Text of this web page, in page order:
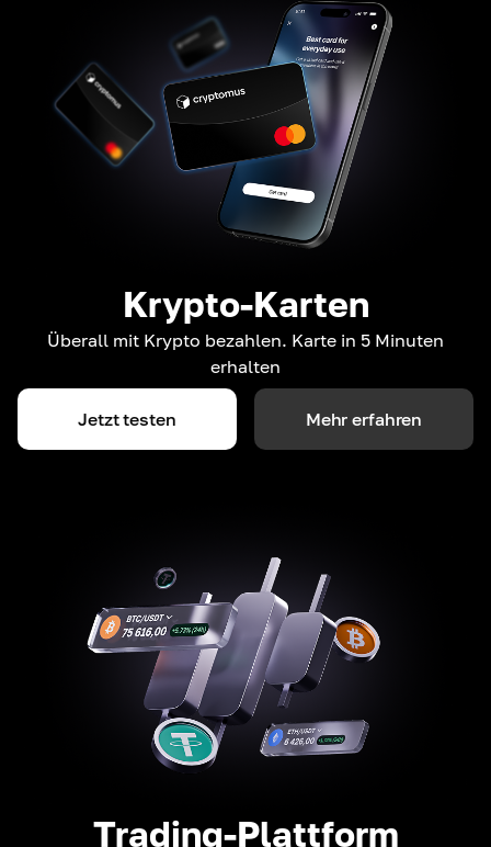
Krypto-Karten
Überall mit Krypto bezahlen. Karte in 5 Minuten
erhalten
Jetzt testen Mehr erfahren
Trading-Plattform